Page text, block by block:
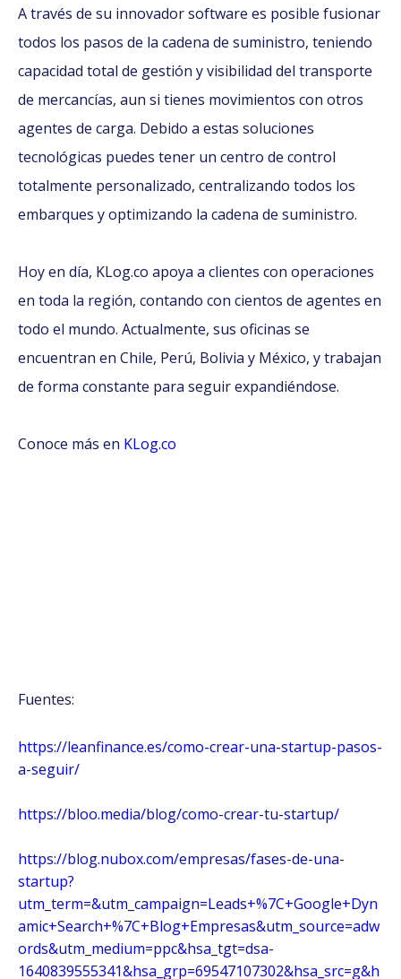
A través de su innovador software es posible fusionar
todos los pasos de la cadena de suministro, teniendo
capacidad total de gestión y visibilidad del transporte
de mercancías, aun si tienes movimientos con otros
agentes de carga. Debido a estas soluciones
tecnológicas puedes tener un centro de control
totalmente personalizado, centralizando todos los
embarques y optimizando la cadena de suministro.
Hoy en día, KLog.co apoya a clientes con operaciones
en toda la región, contando con cientos de agentes en
todo el mundo. Actualmente, sus oficinas se
encuentran en Chile, Perú, Bolivia y México, y trabajan
de forma constante para seguir expandiéndose.
Conoce más en KLog.co
Fuentes:
https://leanfinance.es/como-crear-una-startup-pasos-
a-seguir/
https://bloo.media/blog/como-crear-tu-startup/
https://blog.nubox.com/empresas/fases-de-una-
startup?
utm_term=&utm_campaign=Leads+%7C+Google+Dyn
amic+Search+%7C+Blog+Empresas&utm_source=adw
ords&utm_medium=ppc&hsa_tgt=dsa-
1640839555341&hsa_grp=69547107302&hsa_src=g&h